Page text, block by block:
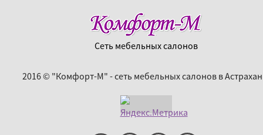
Сеть мебельных салонов
2016 © "Комфорт-М" - сеть мебельных салонов в